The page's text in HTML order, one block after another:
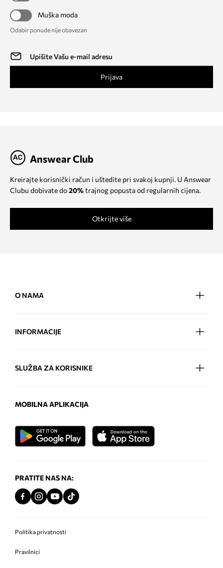
Muška moda
Odabir ponude nije obavezan
Prijava
Answear Club
Kreirajte korisnički račun i uštedite pri svakoj kupnji. U Answear
Clubu dobivate do20%trajnog popusta od regularnih cijena.
Otkrijte više
O NAMA
INFORMACIJE
SLUŽBA ZA KORISNIKE
MOBILNA APLIKACIJA
PRATITE NAS NA:
Politika privatnosti
Pravilnici